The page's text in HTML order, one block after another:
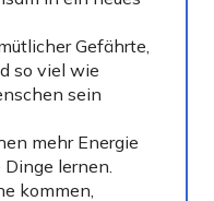
Gefährte,
so viel wie
sein
mehr Energie
lernen.
kommen,